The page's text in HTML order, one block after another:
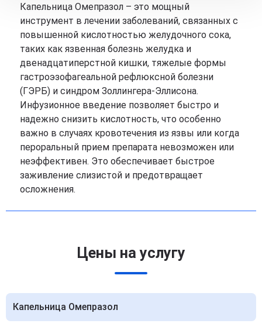
Капельница Омепразол – это мощный
инструмент в лечении заболеваний, связанных с
повышенной кислотностью желудочного сока,
таких как язвенная болезнь желудка и
двенадцатиперстной кишки, тяжелые формы
гастроэзофагеальной рефлюксной болезни
(ГЭРБ) и синдром Золлингера-Эллисона.
Инфузионное введение позволяет быстро и
надежно снизить кислотность, что особенно
важно в случаях кровотечения из язвы или когда
пероральный прием препарата невозможен или
неэффективен. Это обеспечивает быстрое
заживление слизистой и предотвращает
осложнения.
Цены на услугу
Капельница Омепразол